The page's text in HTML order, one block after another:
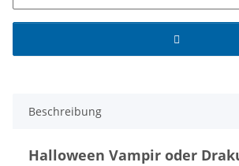
Beschreibung
Halloween Vampir oder